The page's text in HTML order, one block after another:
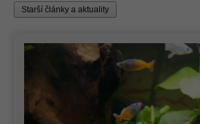
Starší články a aktuality